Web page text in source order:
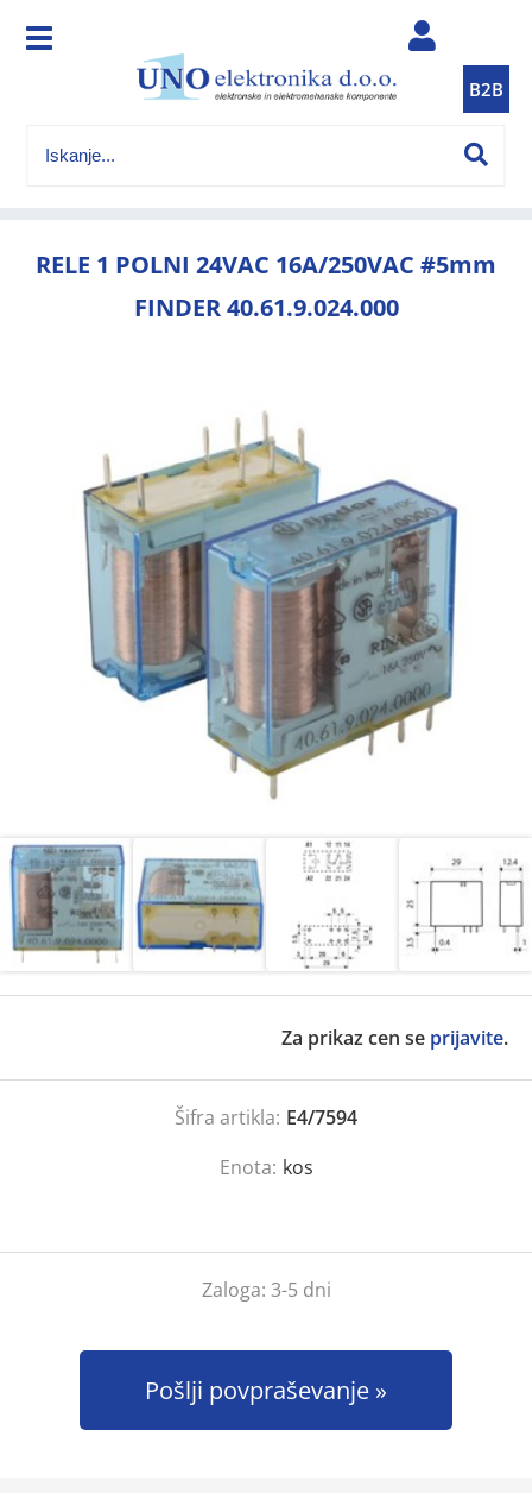
B2B
RELE 1 POLNI 24VAC 16A/250VAC #5mm
FINDER 40.61.9.024.000
Za prikaz cen se prijavite.
Šifra artikla: E4/7594
Enota: kos
Zaloga: 3-5 dni
Pošlji povpraševanje